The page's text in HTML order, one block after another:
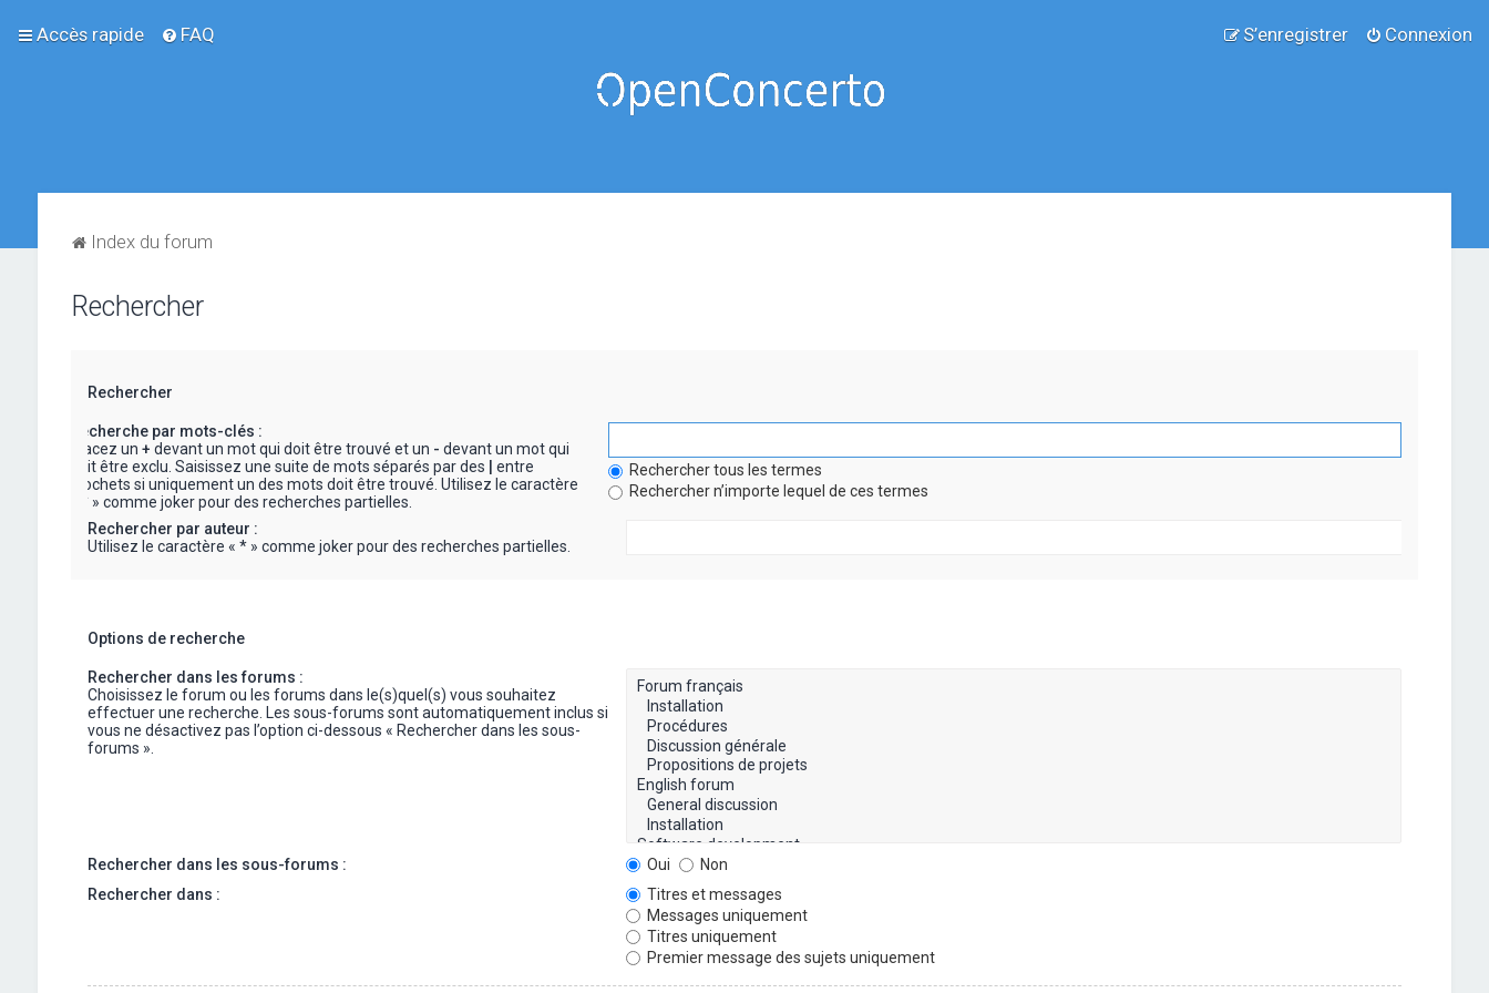
Accès rapide FAQ Connexion
S’enregistrer
Index du forum
Rechercher
Rechercher
Recherche par mots-clés :
Placez un + devant un mot qui doit être trouvé et un - devant un mot qui
doit être exclu. Saisissez une suite de mots séparés par des
entre
crochets si uniquement un des mots doit être trouvé. Utilisez le caractère
« * » comme joker pour des recherches partielles.
Rechercher tous les termes
Rechercher n’importe lequel de ces termes
Rechercher par auteur :
Utilisez le caractère « * » comme joker pour des recherches partielles.
Options de recherche
Rechercher dans les forums :
Choisissez le forum ou les forums dans le(s)quel(s) vous souhaitez
effectuer une recherche. Les sous-forums sont automatiquement inclus si
vous ne désactivez pas l’option ci-dessous « Rechercher dans les sous-
forums ».
Rechercher dans les sous-forums : Oui
Non
Rechercher dans :
Titres et messages
Messages uniquement
Titres uniquement
Premier message des sujets uniquement